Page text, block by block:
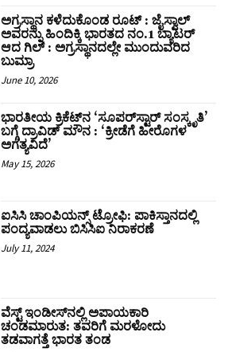
ಅಗ್ರಸ್ಥಾನ ಕಳೆದುಕೊಂಡ ರೂಟ್ : ಜೈಸ್ವಾಲ್
ಅವರನ್ನು ಹಿಂದಿಕ್ಕಿ ಭಾರತದ ನಂ.1 ಬ್ಯಾಟರ್
ಆದ ಗಿಲ್ : ಅಗ್ರಸ್ಥಾನದಲ್ಲೇ ಮುಂದುವರಿದ
ಬುಮ್ರಾ
June 10, 2026
ಭಾರತೀಯ ಕ್ರಿಕೆಟ್‌ನ ‘ಸೂಪರ್‌ಸ್ಟಾರ್ ಸಂಸ್ಕೃತಿ’
ಬಗ್ಗೆ ದ್ರಾವಿಡ್ ಮೌನ : ‘ಕ್ರೀಡೆಗೆ ಹೀರೊಗಳ
ಅಗತ್ಯವಿದೆ’
May 15, 2026
ಐಸಿಸಿ ಚಾಂಪಿಯನ್ಸ್ ಟ್ರೋಫಿ: ಪಾಕಿಸ್ತಾನದಲ್ಲಿ
ಪಂದ್ಯವಾಡಲು ಬಿಸಿಸಿಐ ನಿರಾಕರಣೆ
July 11, 2024
ವೆಸ್ಟ್​ ಇಂಡೀಸ್​ನಲ್ಲಿ ಅಪಾಯಕಾರಿ
ಚಂಡಮಾರುತ: ತವರಿಗೆ ಮರಳೋದು
ತಡವಾಗತ್ತೆ ಭಾರತ ತಂಡ